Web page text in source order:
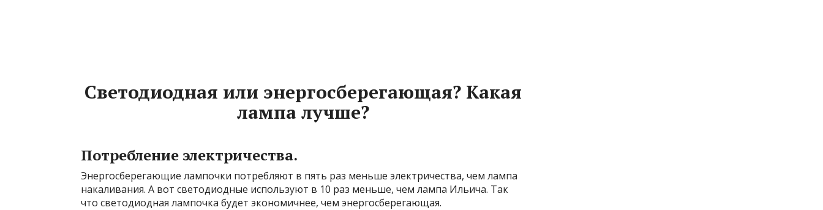
Светодиодная или энергосберегающая? Какая
лампа лучше?
Потребление электричества.
Энергосберегающие лампочки потребляют в пять раз меньше электричества, чем лампа
накаливания. А вот светодиодные используют в 10 раз меньше, чем лампа Ильича. Так
что светодиодная лампочка будет экономичнее, чем энергосберегающая.